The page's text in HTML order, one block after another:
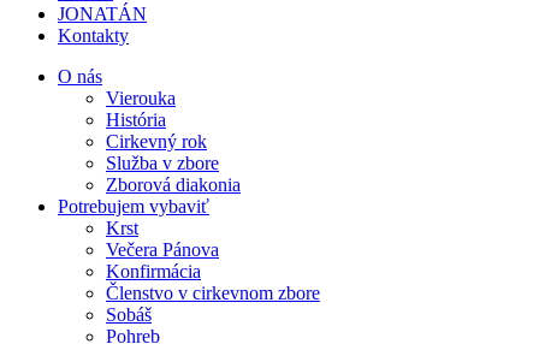
JONATÁN
Kontakty
O nás
Vierouka
História
Cirkevný rok
Služba v zbore
Zborová diakonia
Potrebujem vybaviť
Krst
Večera Pánova
Konfirmácia
Členstvo v cirkevnom zbore
Sobáš
Pohreb